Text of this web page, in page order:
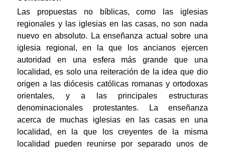
Las propuestas no bíblicas, como las iglesias
regionales y las iglesias en las casas, no son nada
nuevo en absoluto. La enseñanza actual sobre una
iglesia regional, en la que los ancianos ejercen
autoridad en una esfera más grande que una
localidad, es solo una reiteración de la idea que dio
origen a las diócesis católicas romanas y ortodoxas
orientales, y a las principales estructuras
denominacionales protestantes. La enseñanza
acerca de muchas iglesias en las casas en una
localidad, en la que los creyentes de la misma
localidad pueden reunirse por separado unos de